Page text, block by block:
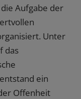
Aufgabe der
Unter
das
ein
Offenheit